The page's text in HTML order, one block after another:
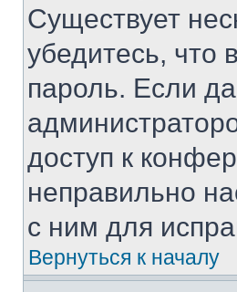
Существует
убедитесь, что
пароль. Если
доступ к
неправильно
с ним для
Вернуться к началу